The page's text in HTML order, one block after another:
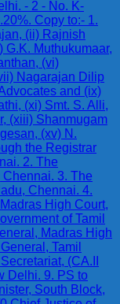
- 2 - No. K-
Copy to:- 1.
(ii) Rajnish
G.K. Muthukumaar,
(vi)
Nagarajan Dilip
and (ix)
(xi) Smt. S. Alli,
(xiii) Shanmugam
(xv) N.
the Registrar
2. The
Chennai. 3. The
Chennai. 4.
High Court,
of Tamil
Madras High
Tamil
(CA.II
Delhi. 9. PS to
South Block,